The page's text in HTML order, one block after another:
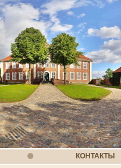
КОНТАКТЫ